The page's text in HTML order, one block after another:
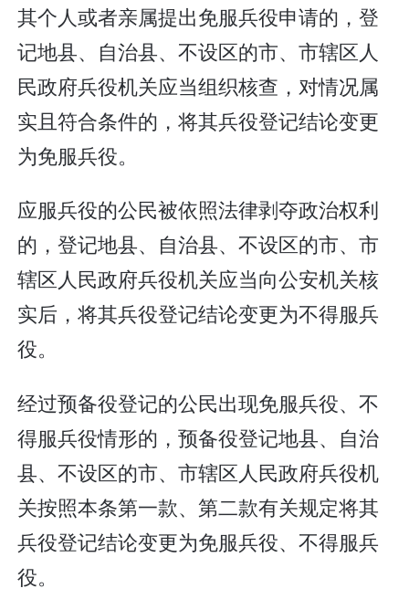
其个人或者亲属提出免服兵役申请的，登
记地县、自治县、不设区的市、市辖区人
民政府兵役机关应当组织核查，对情况属
实且符合条件的，将其兵役登记结论变更
为免服兵役。
应服兵役的公民被依照法律剥夺政治权利
的，登记地县、自治县、不设区的市、市
辖区人民政府兵役机关应当向公安机关核
实后，将其兵役登记结论变更为不得服兵
役。
经过预备役登记的公民出现免服兵役、不
得服兵役情形的，预备役登记地县、自治
县、不设区的市、市辖区人民政府兵役机
关按照本条第一款、第二款有关规定将其
兵役登记结论变更为免服兵役、不得服兵
役。